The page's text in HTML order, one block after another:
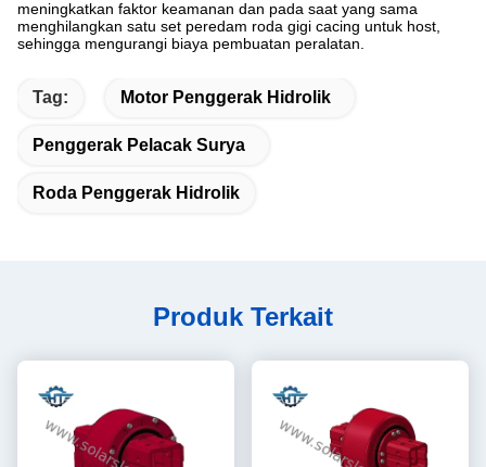
meningkatkan faktor keamanan dan pada saat yang sama
menghilangkan satu set peredam roda gigi cacing untuk host,
sehingga mengurangi biaya pembuatan peralatan.
Tag: Motor Penggerak Hidrolik
Penggerak Pelacak Surya
Roda Penggerak Hidrolik
Produk Terkait